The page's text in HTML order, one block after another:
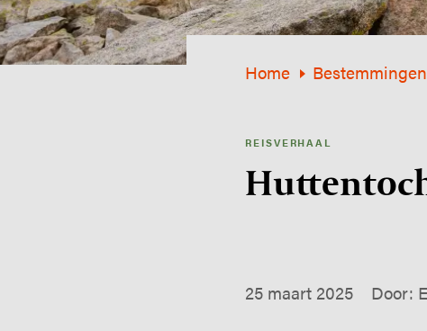
Home Bestemmingen
REISVERHAAL
25 maart 2025 Door: